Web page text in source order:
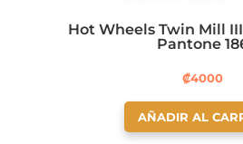
Hot Wheels Twin Mill
Pantone
₡4000
AÑADIR AL